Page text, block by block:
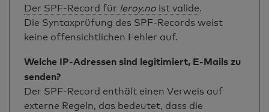
Der SPF-Record für leroy.no ist valide.
Die Syntaxprüfung des SPF-Records weist
keine offensichtlichen Fehler auf.
Welche IP-Adressen sind legitimiert, E-Mails zu
senden?
Der SPF-Record enthält einen Verweis auf
externe Regeln, das bedeutet, dass die